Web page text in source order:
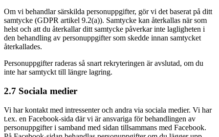
Om vi behandlar särskilda personuppgifter, gör vi det baserat på ditt
samtycke (GDPR artikel 9.2(a)). Samtycke kan återkallas när som
helst och att du återkallar ditt samtycke påverkar inte lagligheten i
den behandling av personuppgifter som skedde innan samtycket
återkallades.
Personuppgifter raderas så snart rekryteringen är avslutad, om du
inte har samtyckt till längre lagring.
2.7 Sociala medier
Vi har kontakt med intressenter och andra via sociala medier. Vi har
t.ex. en Facebook-sida där vi är ansvariga för behandlingen av
personuppgifter i samband med sidan tillsammans med Facebook.